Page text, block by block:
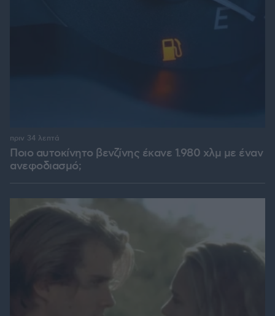
Ποιο αυτοκίνητο βενζίνης έκανε 1.980 χλμ με έναν
ανεφοδιασμό;
πριν 34 λεπτά